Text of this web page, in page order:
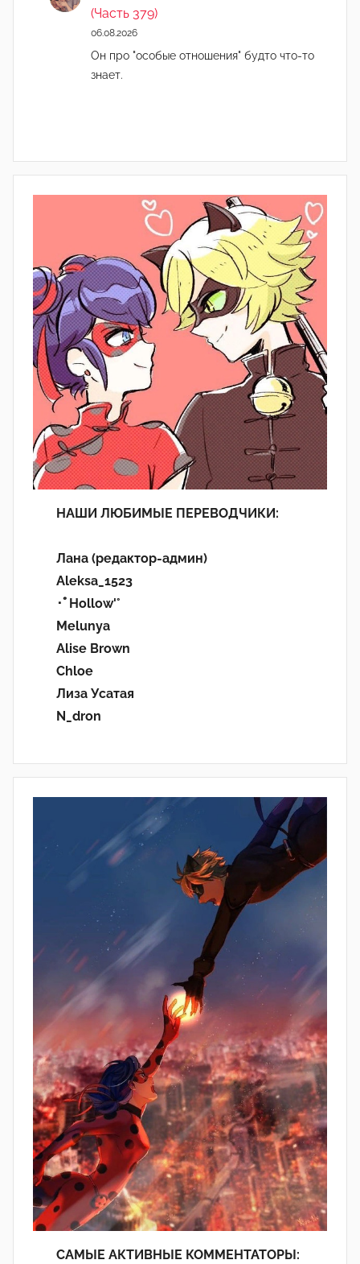
(Часть 379)
06.08.2026
Он про "особые отношения" будто что-то
знает.
НАШИ ЛЮБИМЫЕ ПЕРЕВОДЧИКИ:
Лана (редактор-админ)
Aleksa_1523
･ﾟHollow'°
Melunya
Alise Brown
Chloe
Лиза Усатая
N_dron
САМЫЕ АКТИВНЫЕ КОММЕНТАТОРЫ: